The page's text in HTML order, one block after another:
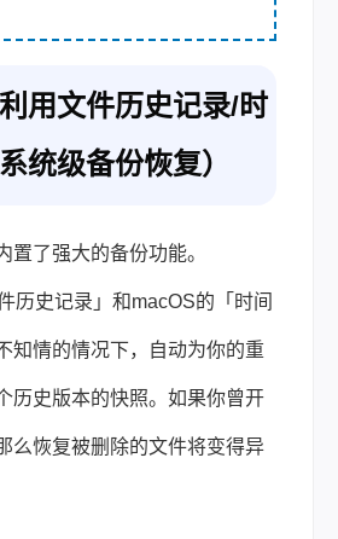
用文件历史记录/时
统级备份恢复）
置了强大的备份功能。
历史记录」和macOS的「时间
知情的情况下，自动为你的重
历史版本的快照。如果你曾开
么恢复被删除的文件将变得异